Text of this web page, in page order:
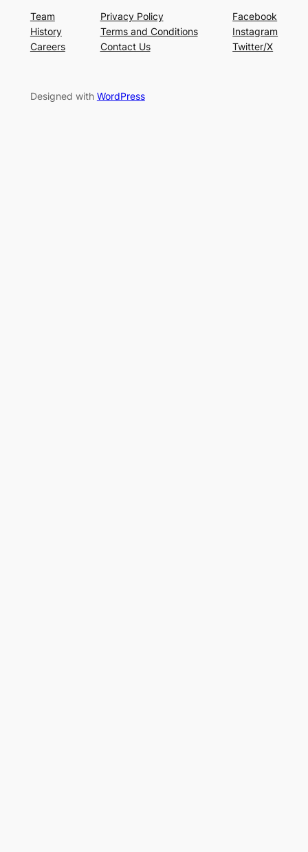
Team
History
Careers
Privacy Policy
Terms and Conditions
Contact Us
Facebook
Instagram
Twitter/X
Designed with WordPress